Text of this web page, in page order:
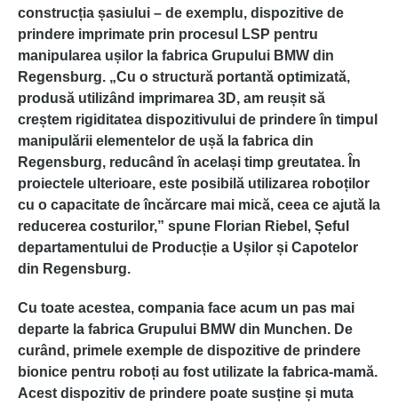
construcția șasiului – de exemplu, dispozitive de
prindere imprimate prin procesul LSP pentru
manipularea ușilor la fabrica Grupului BMW din
Regensburg. „Cu o structură portantă optimizată,
produsă utilizând imprimarea 3D, am reușit să
creștem rigiditatea dispozitivului de prindere în timpul
manipulării elementelor de ușă la fabrica din
Regensburg, reducând în același timp greutatea. În
proiectele ulterioare, este posibilă utilizarea roboților
cu o capacitate de încărcare mai mică, ceea ce ajută la
reducerea costurilor,” spune Florian Riebel, Șeful
departamentului de Producție a Ușilor și Capotelor
din Regensburg.
Cu toate acestea, compania face acum un pas mai
departe la fabrica Grupului BMW din Munchen. De
curând, primele exemple de dispozitive de prindere
bionice pentru roboți au fost utilizate la fabrica-mamă.
Acest dispozitiv de prindere poate susține și muta